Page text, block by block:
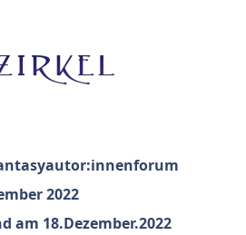
2022
am 18.Dezember.2022